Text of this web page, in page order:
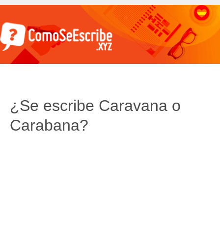
¿Se escribe Caravana o
Carabana?